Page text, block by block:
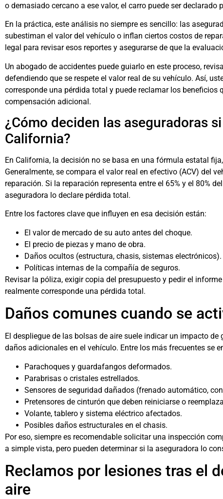
o demasiado cercano a ese valor, el carro puede ser declarado
En la práctica, este análisis no siempre es sencillo: las
subestiman el valor del vehículo o inflan ciertos costos de
legal para revisar esos reportes y asegurarse de que la
Un abogado de accidentes puede guiarlo en este proceso,
defendiendo que se respete el valor real de su vehículo. Así,
corresponde una pérdida total y puede reclamar los beneficios
compensación adicional.
¿Cómo deciden las aseguradoras
California?
En California, la decisión no se basa en una fórmula estatal
Generalmente, se compara el valor real en efectivo (ACV) del
reparación. Si la reparación representa entre el 65% y el 80%
aseguradora lo declare pérdida total.
Entre los factores clave que influyen en esa decisión están:
El valor de mercado de su auto antes del choque.
El precio de piezas y mano de obra.
Daños ocultos (estructura, chasis, sistemas electrónicos).
Políticas internas de la compañía de seguros.
Revisar la póliza, exigir copia del presupuesto y pedir el
realmente corresponde una pérdida total.
Daños comunes cuando se
El despliegue de las bolsas de aire suele indicar un impacto
daños adicionales en el vehículo. Entre los más frecuentes se
Parachoques y guardafangos deformados.
Parabrisas o cristales estrellados.
Sensores de seguridad dañados (frenado automático,
Pretensores de cinturón que deben reiniciarse o
Volante, tablero y sistema eléctrico afectados.
Posibles daños estructurales en el chasis.
Por eso, siempre es recomendable solicitar una inspección
a simple vista, pero pueden determinar si la aseguradora lo
Reclamos por lesiones tras el
aire